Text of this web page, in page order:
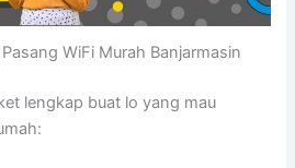
WiFi Murah Banjarmasin
lengkap buat lo yang mau